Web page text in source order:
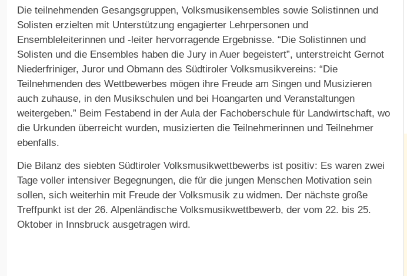
Die teilnehmenden Gesangsgruppen, Volksmusikensembles sowie Solistinnen und
Solisten erzielten mit Unterstützung engagierter Lehrpersonen und
Ensembleleiterinnen und -leiter hervorragende Ergebnisse. “Die Solistinnen und
Solisten und die Ensembles haben die Jury in Auer begeistert”, unterstreicht Gernot
Niederfriniger, Juror und Obmann des Südtiroler Volksmusikvereins: “Die
Teilnehmenden des Wettbewerbes mögen ihre Freude am Singen und Musizieren
auch zuhause, in den Musikschulen und bei Hoangarten und Veranstaltungen
weitergeben.” Beim Festabend in der Aula der Fachoberschule für Landwirtschaft, wo
die Urkunden überreicht wurden, musizierten die Teilnehmerinnen und Teilnehmer
ebenfalls.
Die Bilanz des siebten Südtiroler Volksmusikwettbewerbs ist positiv: Es waren zwei
Tage voller intensiver Begegnungen, die für die jungen Menschen Motivation sein
sollen, sich weiterhin mit Freude der Volksmusik zu widmen. Der nächste große
Treffpunkt ist der 26. Alpenländische Volksmusikwettbewerb, der vom 22. bis 25.
Oktober in Innsbruck ausgetragen wird.